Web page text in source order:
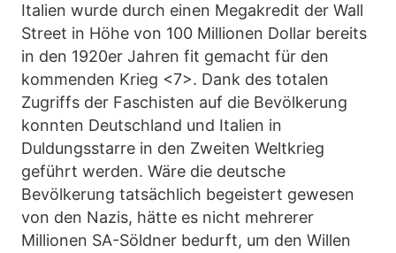
Italien wurde durch einen Megakredit der Wall
Street in Höhe von 100 Millionen Dollar bereits
in den 1920er Jahren fit gemacht für den
kommenden Krieg <7>. Dank des totalen
Zugriffs der Faschisten auf die Bevölkerung
konnten Deutschland und Italien in
Duldungsstarre in den Zweiten Weltkrieg
geführt werden. Wäre die deutsche
Bevölkerung tatsächlich begeistert gewesen
von den Nazis, hätte es nicht mehrerer
Millionen SA-Söldner bedurft, um den Willen